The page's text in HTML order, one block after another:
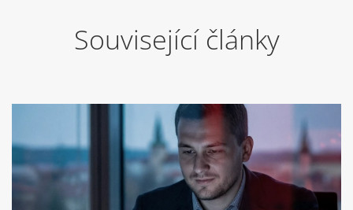
Související články